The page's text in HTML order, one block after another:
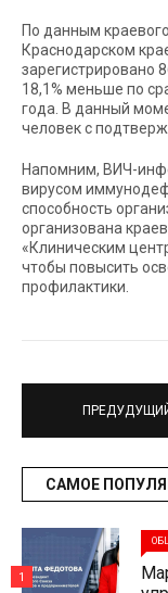
По данным
Краснодарском
зарегистрировано
18,1% меньше по
года. В данный
человек с
Напомним, ВИЧ-
вирусом
способность
организована
«Клиническим
чтобы повысить
профилактики.
САМОЕ
1